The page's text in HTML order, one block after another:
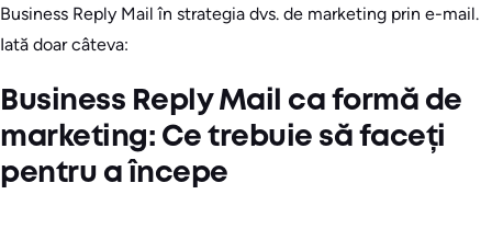
Business Reply Mail în strategia dvs. de marketing prin e-mail.
Iată doar câteva:
Business Reply Mail ca formă de
marketing: Ce trebuie să faceți
pentru a începe